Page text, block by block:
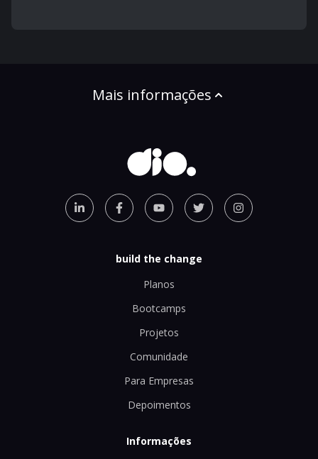
Mais informações
build the change
Planos
Bootcamps
Projetos
Comunidade
Para Empresas
Depoimentos
Informações